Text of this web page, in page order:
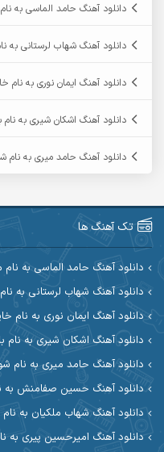
آرین صیادی
آرین مریدی
آوات بوکانی
آیت احمدنژاد
ابراهیم شمس
ابی حسینی
احسان آیینفر
دانلود آهنگ حامد الماسی به
دانلود آهنگ شهاب لرستانی به
دانلود آهنگ ایمان نوری به نام
دانلود آهنگ اشکان شیری به نام
دانلود آهنگ حامد میری به نام
تک آهنگ ها
دانلود آهنگ حامد الماسی به
دانلود آهنگ شهاب لرستانی به نام
دانلود آهنگ ایمان نوری به نام
دانلود آهنگ اشکان شیری به نام
دانلود آهنگ حامد میری به نام
دانلود آهنگ حسین صفامنش به
دانلود آهنگ شهاب ملکیان به نام
دانلود آهنگ امیرحسین پیری به